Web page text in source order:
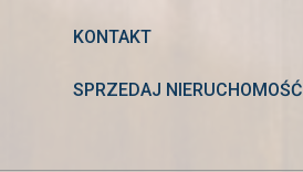
KONTAKT
SPRZEDAJ NIERUCHOMOŚĆ